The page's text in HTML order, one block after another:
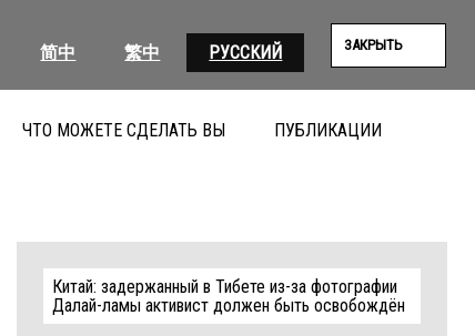
简中 繁中 РУССКИЙ ЗАКРЫТЬ
ЧТО МОЖЕТЕ СДЕЛАТЬ ВЫ ПУБЛИКАЦИИ
Китай: задержанный в Тибете из-за фотографии
Далай-ламы активист должен быть освобождён